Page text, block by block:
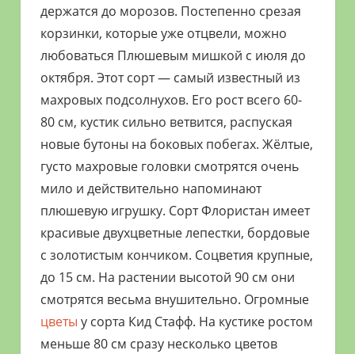
держатся до морозов. Постепенно срезая
корзинки, которые уже отцвели, можно
любоваться Плюшевым мишкой с июля до
октября. Этот сорт — самый известный из
махровых подсолнухов. Его рост всего 60-
80 см, кустик сильно ветвится, распуская
новые бутоны на боковых побегах. Жёлтые,
густо махровые головки смотрятся очень
мило и действительно напоминают
плюшевую игрушку. Сорт Флористан имеет
красивые двухцветные лепестки, бордовые
с золотистым кончиком. Соцветия крупные,
до 15 см. На растении высотой 90 см они
смотрятся весьма внушительно. Огромные
цветы у сорта Кид Стафф. На кустике ростом
меньше 80 см сразу несколько цветов